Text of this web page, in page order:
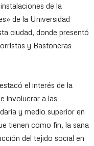
de la
de la Universidad
ciudad, donde presentó
y Bastoneras
el interés de la
involucrar a las
y medio superior en
tienen como fin, la sana
del tejido social en